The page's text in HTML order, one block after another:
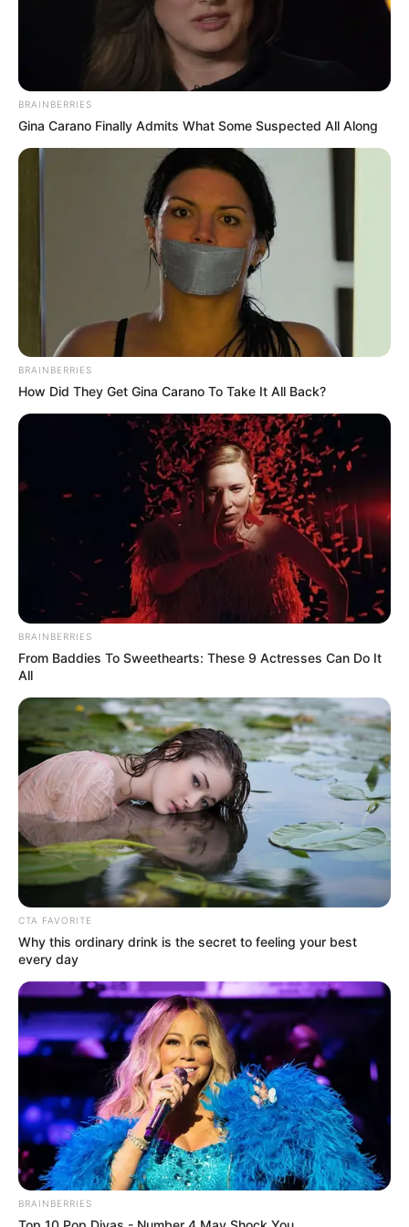
LIHAT ARTIKEL LAINNYA
BRAINBERRIES
Gina Carano Finally Admits What Some Suspected All Along
BRAINBERRIES
How Did They Get Gina Carano To Take It All Back?
BRAINBERRIES
From Baddies To Sweethearts: These 9 Actresses Can Do It
All
CTA FAVORITE
Why this ordinary drink is the secret to feeling your best
every day
BRAINBERRIES